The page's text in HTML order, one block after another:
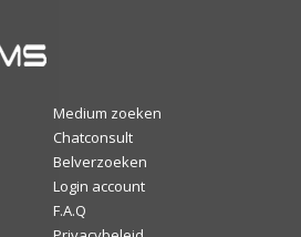
Medium zoeken
Chatconsult
Belverzoeken
Login account
F.A.Q